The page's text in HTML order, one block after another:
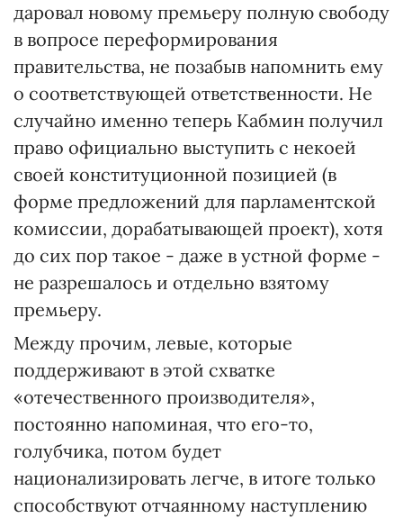
даровал новому премьеру полную свободу
в вопросе переформирования
правительства, не позабыв напомнить ему
о соответствующей ответственности. Не
случайно именно теперь Кабмин получил
право официально выступить с некоей
своей конституционной позицией (в
форме предложений для парламентской
комиссии, дорабатывающей проект), хотя
до сих пор такое - даже в устной форме -
не разрешалось и отдельно взятому
премьеру.
Между прочим, левые, которые
поддерживают в этой схватке
«отечественного производителя»,
постоянно напоминая, что его-то,
голубчика, потом будет
национализировать легче, в итоге только
способствуют отчаянному наступлению